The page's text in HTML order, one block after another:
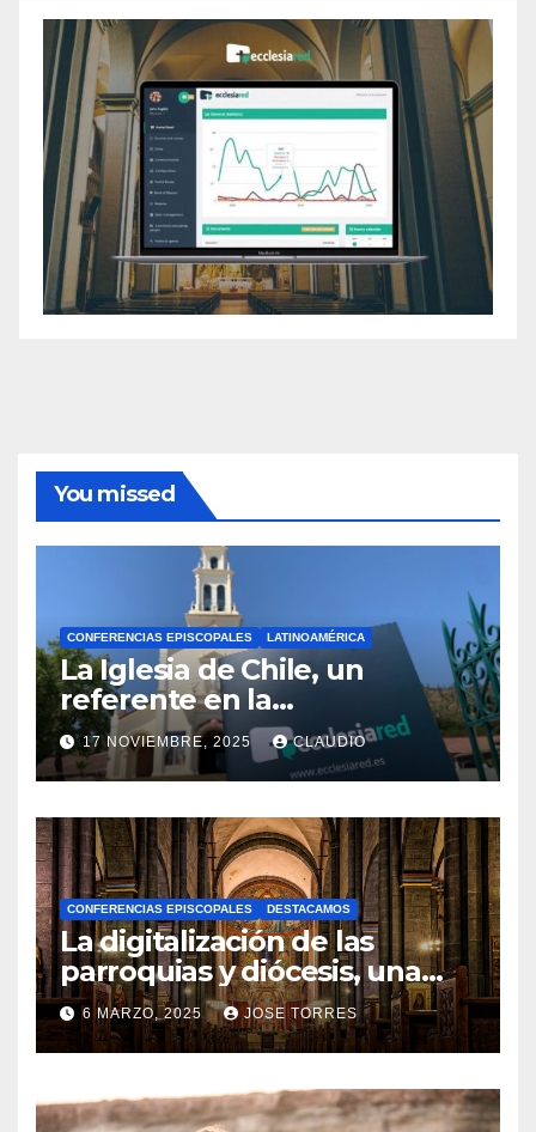
You missed
CONFERENCIAS EPISCOPALES LATINOAMÉRICA
La Iglesia de Chile, un
referente en la
transformación digital
gracias a Ecclesiared
17 NOVIEMBRE, 2025 CLAUDIO
H
A
Y
C
O
M
N
CONFERENCIAS EPISCOPALES DESTACAMOS
La digitalización de las
parroquias y diócesis, una
realidad ya para el futuro de
la Iglesia
6 MARZO, 2025 JOSE TORRES
N
H